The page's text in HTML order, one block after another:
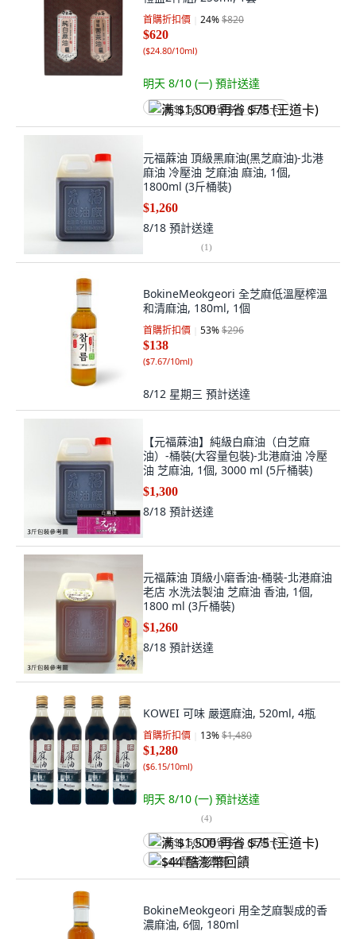
首購折扣價 24%$820
$620
($24.80/10ml)
明天 8/10 (一) 預計送達
满 $1,500 再省 $75 (王道卡)
元福蔴油 頂級黑麻油(黑芝麻油)-北港
麻油 冷壓油 芝麻油 麻油, 1個,
1800ml (3斤桶裝)
$1,260
8/18 預計送達
(1)
BokineMeokgeori 全芝麻低溫壓榨溫
和清麻油, 180ml, 1個
首購折扣價 53%$296
$138
($7.67/10ml)
8/12 星期三 預計送達
【元福蔴油】純級白麻油（白芝麻
油）-桶裝(大容量包裝)-北港麻油 冷壓
油 芝麻油, 1個, 3000 ml (5斤桶裝)
$1,300
8/18 預計送達
元福蔴油 頂級小磨香油-桶裝-北港麻油
老店 水洗法製油 芝麻油 香油, 1個,
1800 ml (3斤桶裝)
$1,260
8/18 預計送達
KOWEI 可味 嚴選麻油, 520ml, 4瓶
首購折扣價 13%$1,480
$1,280
($6.15/10ml)
明天 8/10 (一) 預計送達
(4)
满 $1,500 再省 $75 (王道卡)
$44 酷澎幣回饋
BokineMeokgeori 用全芝麻製成的香
濃麻油, 6個, 180ml